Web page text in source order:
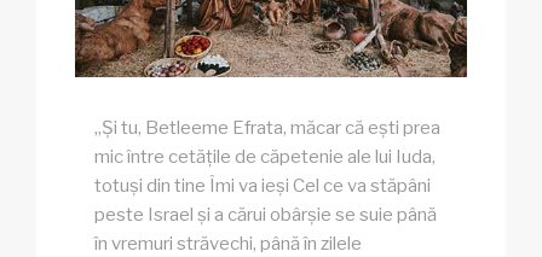
„Și tu, Betleeme Efrata, măcar că ești prea
mic între cetățile de căpetenie ale lui Iuda,
totuși din tine Îmi va ieși Cel ce va stăpâni
peste Israel și a cărui obârșie se suie până
în vremuri străvechi, până în zilele